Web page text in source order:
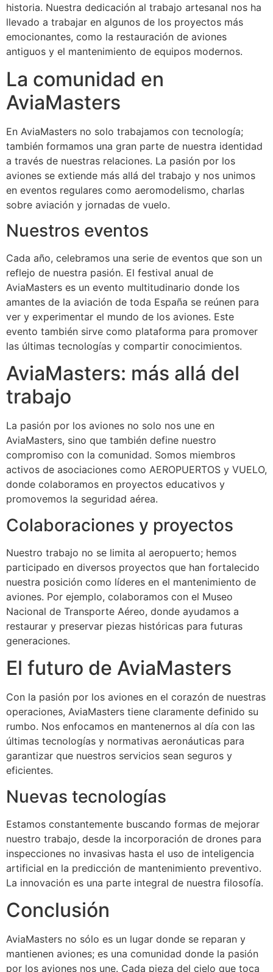
historia. Nuestra dedicación al trabajo artesanal nos ha
llevado a trabajar en algunos de los proyectos más
emocionantes, como la restauración de aviones
antiguos y el mantenimiento de equipos modernos.
La comunidad en
AviaMasters
En AviaMasters no solo trabajamos con tecnología;
también formamos una gran parte de nuestra identidad
a través de nuestras relaciones. La pasión por los
aviones se extiende más allá del trabajo y nos unimos
en eventos regulares como aeromodelismo, charlas
sobre aviación y jornadas de vuelo.
Nuestros eventos
Cada año, celebramos una serie de eventos que son un
reflejo de nuestra pasión. El festival anual de
AviaMasters es un evento multitudinario donde los
amantes de la aviación de toda España se reúnen para
ver y experimentar el mundo de los aviones. Este
evento también sirve como plataforma para promover
las últimas tecnologías y compartir conocimientos.
AviaMasters: más allá del
trabajo
La pasión por los aviones no solo nos une en
AviaMasters, sino que también define nuestro
compromiso con la comunidad. Somos miembros
activos de asociaciones como AEROPUERTOS y VUELO,
donde colaboramos en proyectos educativos y
promovemos la seguridad aérea.
Colaboraciones y proyectos
Nuestro trabajo no se limita al aeropuerto; hemos
participado en diversos proyectos que han fortalecido
nuestra posición como líderes en el mantenimiento de
aviones. Por ejemplo, colaboramos con el Museo
Nacional de Transporte Aéreo, donde ayudamos a
restaurar y preservar piezas históricas para futuras
generaciones.
El futuro de AviaMasters
Con la pasión por los aviones en el corazón de nuestras
operaciones, AviaMasters tiene claramente definido su
rumbo. Nos enfocamos en mantenernos al día con las
últimas tecnologías y normativas aeronáuticas para
garantizar que nuestros servicios sean seguros y
eficientes.
Nuevas tecnologías
Estamos constantemente buscando formas de mejorar
nuestro trabajo, desde la incorporación de drones para
inspecciones no invasivas hasta el uso de inteligencia
artificial en la predicción de mantenimiento preventivo.
La innovación es una parte integral de nuestra filosofía.
Conclusión
AviaMasters no sólo es un lugar donde se reparan y
mantienen aviones; es una comunidad donde la pasión
por los aviones nos une. Cada pieza del cielo que toca